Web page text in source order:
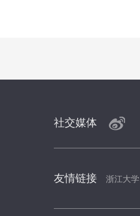
社交媒体
友情链接 浙江大学